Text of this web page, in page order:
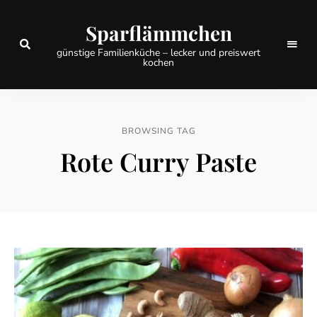
Sparflämmchen
günstige Familienküche – lecker und preiswert
kochen
BROWSING TAG
Rote Curry Paste